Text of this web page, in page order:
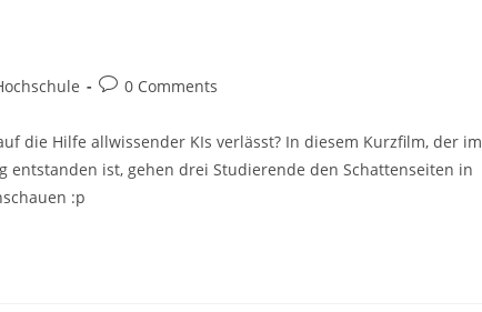
0 Comments
die Hilfe allwissender KIs verlässt? In diesem Kurzfilm, der im
ist, gehen drei Studierende den Schattenseiten in
:p